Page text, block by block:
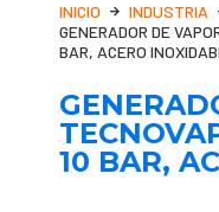
INICIO INDUSTRIA
GENERADOR DE
BAR, ACERO
10 BAR,